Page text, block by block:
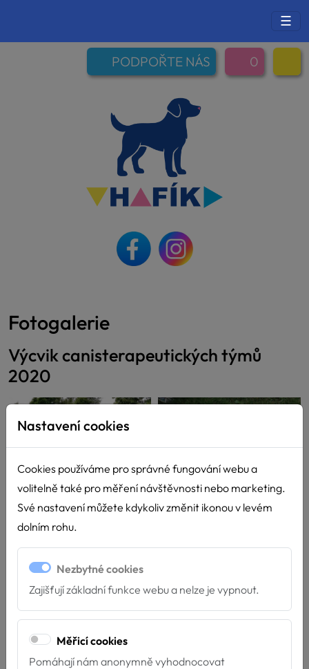
☰
PODPOŘTE NÁS 0
Fotogalerie
Výcvik canisterapeutických týmů
2020
Nastavení cookies
Cookies používáme pro správné fungování webu a
volitelně také pro měření návštěvnosti nebo marketing.
Své nastavení můžete kdykoliv změnit ikonou v levém
dolním rohu.
Nezbytné cookies
Zajišťují základní funkce webu a nelze je vypnout.
Měřicí cookies
Pomáhají nám anonymně vyhodnocovat